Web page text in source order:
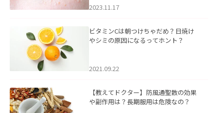
2023.11.17
ビタミンCは朝つけちゃだめ？日焼け
やシミの原因になるってホント？
2021.09.22
【教えてドクター】防風通聖散の効果
や副作用は？長期服用は危険なの？